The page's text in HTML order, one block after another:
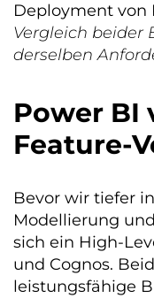
Deployment von
Vergleich beider
derselben
Power BI
Feature-
Bevor wir tiefer
Modellierung
sich ein High-
und Cognos.
leistungsfähige